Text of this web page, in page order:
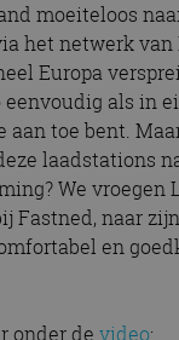
moeiteloos
het netwerk van
Europa
als in
aan toe bent.
laadstations
We vroegen
Fastned, naar
en
onder de video: